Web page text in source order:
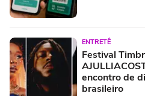
ENTRETÊ
Festival
encontro de
brasileiro